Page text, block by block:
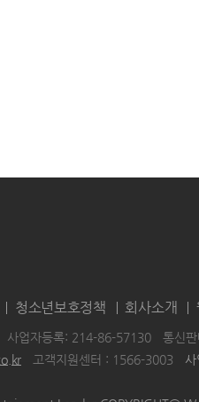
청소년보호정책 회사소개
사업자등록: 214-86-57130
통신
고객지원센터 : 1566-3003